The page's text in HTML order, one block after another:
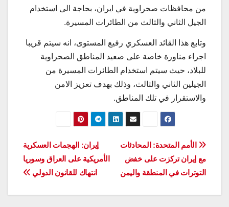
من محافظات صحراوية في ايران، بحاجة الى استخدام
الجيل الثاني والثالث من الطائرات المسيرة.
وتابع هذا القائد العسكري رفيع المستوى، انه سيتم قريبا
اجراء مناورة خاصة على صعيد المناطق الصحراوية
للبلاد، حيث سيتم استخدام الطائرات المسيرة من
الجيلين الثاني والثالث، وذلك بهدف تعزيز الامن
والاستقرار في تلك المناطق.
تصفّح
المقالات
إيران: الهجمات العسكرية
الأمريكية على العراق وسوريا
انتهاك للقانون الدولي
الأمم المتحدة: المحادثات
مع إيران تركزت على خفض
التوترات في المنطقة واليمن